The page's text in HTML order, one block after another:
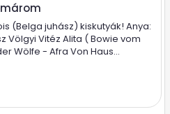
(Belga juhász) kiskutyák! Anya:
Völgyi Vitéz Alita ( Bowie vom
Wölfe - Afra Von Haus...